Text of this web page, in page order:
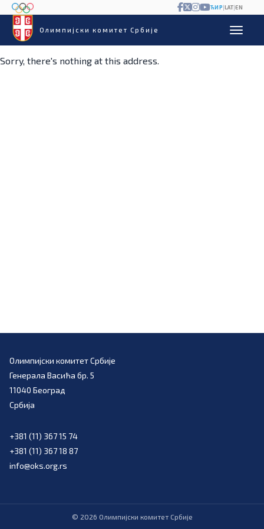
Олимпијски комитет Србије
ЋИР|LAT|EN
Sorry, there's nothing at this address.
Олимпијски комитет Србије
Генерала Васића бр. 5
11040 Београд
Србија
+381 (11) 367 15 74
+381 (11) 367 18 87
info@oks.org.rs
© 2026 Олимпијски комитет Србије